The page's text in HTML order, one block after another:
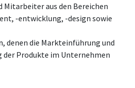
Mitarbeiter aus den Bereichen
-entwicklung, -design sowie
denen die Markteinführung und
Produkte im Unternehmen